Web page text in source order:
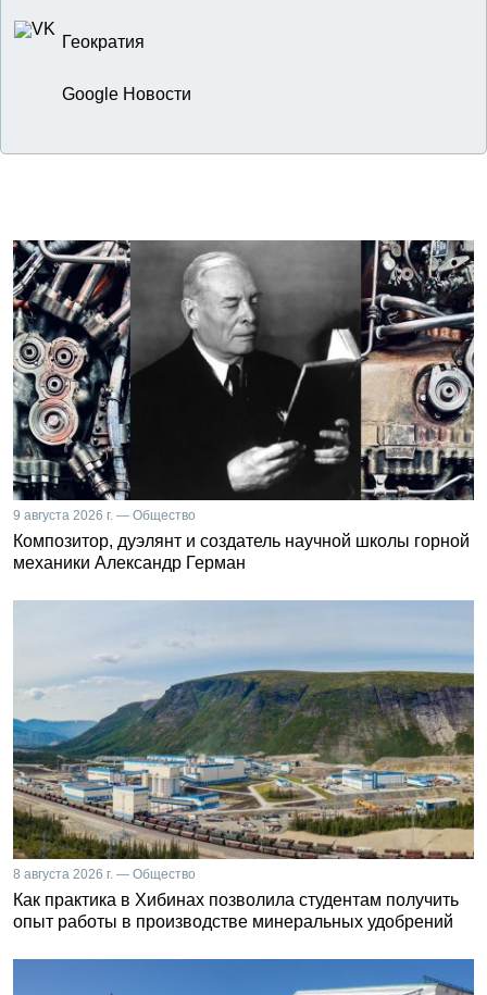
Геократия
Google Новости
9 августа 2026 г. — Общество
Композитор, дуэлянт и создатель научной школы горной
механики Александр Герман
8 августа 2026 г. — Общество
Как практика в Хибинах позволила студентам получить
опыт работы в производстве минеральных удобрений